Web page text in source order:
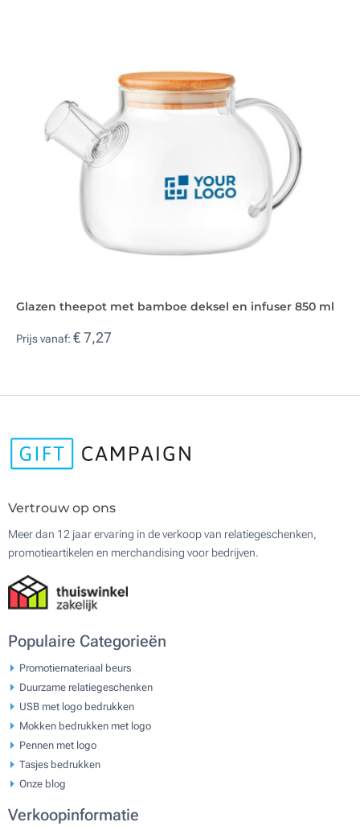
Glazen theepot met bamboe deksel en infuser 850 ml
Prijs vanaf: € 7,27
Vertrouw op ons
Meer dan 12 jaar ervaring in de verkoop van relatiegeschenken,
promotieartikelen en merchandising voor bedrijven.
Populaire Categorieën
Promotiemateriaal beurs
Duurzame relatiegeschenken
USB met logo bedrukken
Mokken bedrukken met logo
Pennen met logo
Tasjes bedrukken
Onze blog
Verkoopinformatie